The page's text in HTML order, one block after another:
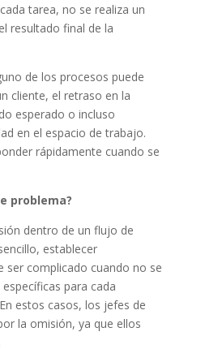
tarea, no se realiza un
resultado final de la
de los procesos puede
cliente, el retraso en la
esperado o incluso
en el espacio de trabajo.
rápidamente cuando se
problema?
dentro de un flujo de
establecer
ser complicado cuando no se
para cada
estos casos, los jefes de
la omisión, ya que ellos